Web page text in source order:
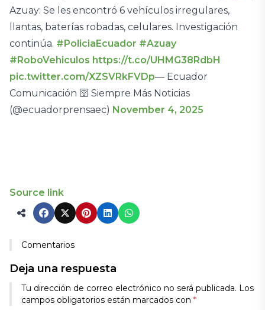
Azuay: Se les encontró 6 vehículos irregulares,
llantas, baterías robadas, celulares. Investigación
continúa. #PoliciaEcuador #Azuay
#RoboVehiculos https://t.co/UHMG38RdbH
pic.twitter.com/XZSVRkFVDp— Ecuador
Comunicación 🛜 Siempre Más Noticias
(@ecuadorprensaec) November 4, 2025
Source link
Comentarios
Deja una respuesta
Tu dirección de correo electrónico no será publicada. Los
campos obligatorios están marcados con *